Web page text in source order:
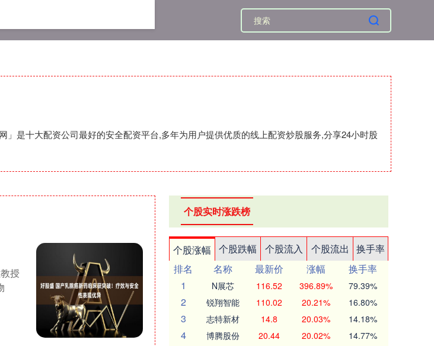
是十大配资公司最好的安全配资平台,多年为用户提供优质的线上配资炒股服务,分享24小时股
授
个股实时涨跌榜
个股涨幅 个股跌幅 个股流入 个股流出
换手率
排名
名称 最新价 涨幅
换手率
1
N展芯 116.52 396.89% 79.39%
2 锐翔智能 110.02 20.21% 16.80%
3 志特新材 14.8 20.03% 14.18%
4 博腾股份 20.44 20.02% 14.77%